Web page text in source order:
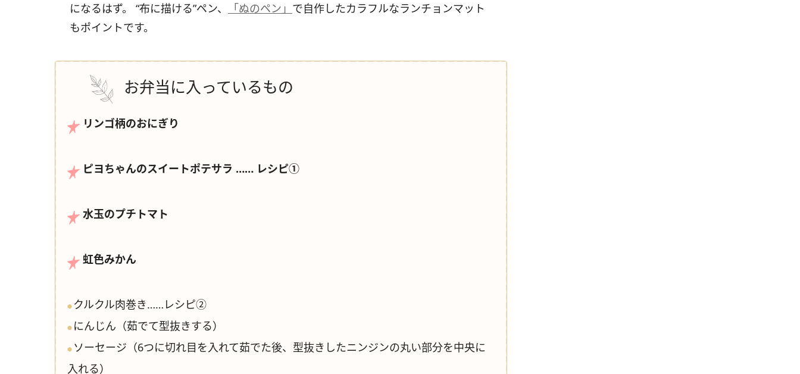
になるはず。 “布に描ける”ペン、
「ぬのペン」 で自作したカラフルなランチョンマット
もポイントです。
お弁当に入っているもの
リンゴ柄のおにぎり
ピヨちゃんのスイートポテサラ …… レシピ①
水玉のプチトマト
虹色みかん
● クルクル肉巻き……レシピ②
● にんじん（茹でて型抜きする）
● ソーセージ（6つに切れ目を入れて茹でた後、型抜きしたニンジンの丸い部分を中央に
入れる）